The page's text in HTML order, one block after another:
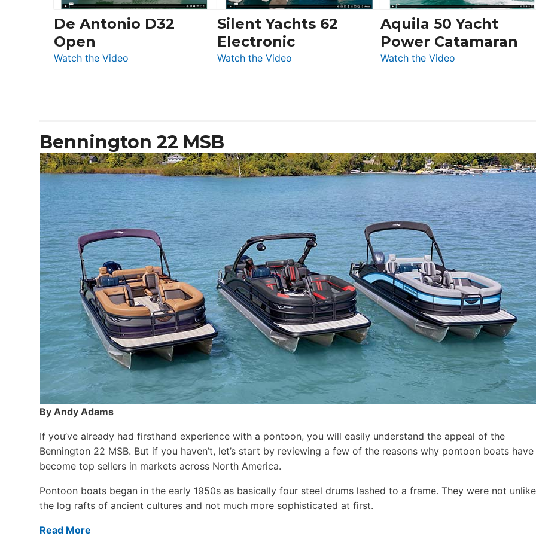
Boot
Düsseldorf
De Antonio D32
Open
Watch the Video
Silent Yachts 62
Electronic
Watch the Video:
Aquila 50 Yacht
Power Catamaran
Watch the Video:
Bennington 22 MSB
By Andy Adams
If you’ve already had firsthand experience with a pontoon, you will easily understand the appeal of the
Bennington 22 MSB. But if you haven’t, let’s start by reviewing a few of the reasons why pontoon boats have
become top sellers in markets across North America.
Pontoon boats began in the early 1950s as basically four steel drums lashed to a frame. They were not unlike
the log rafts of ancient cultures and not much more sophisticated at first.
Read More